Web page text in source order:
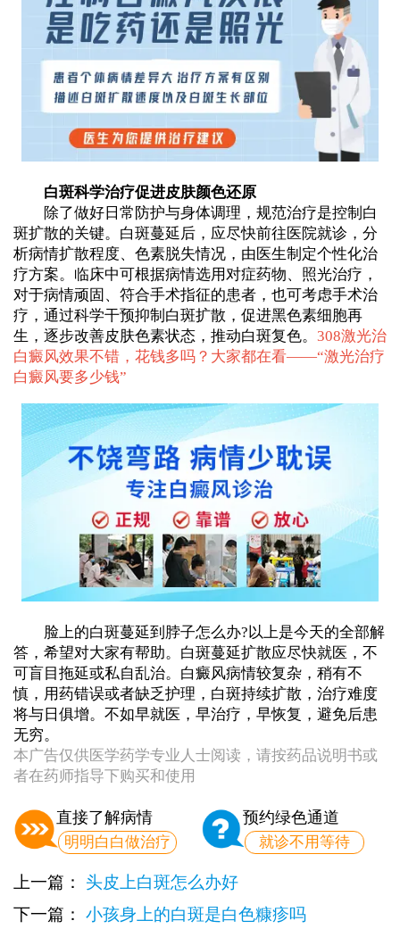
白斑科学治疗促进皮肤颜色还原
除了做好日常防护与身体调理，规范治疗是控制白
斑扩散的关键。白斑蔓延后，应尽快前往医院就诊，分
析病情扩散程度、色素脱失情况，由医生制定个性化治
疗方案。临床中可根据病情选用对症药物、照光治疗，
对于病情顽固、符合手术指征的患者，也可考虑手术治
疗，通过科学干预抑制白斑扩散，促进黑色素细胞再
生，逐步改善皮肤色素状态，推动白斑复色。 308激光治
白癜风效果不错，花钱多吗？大家都在看——“激光治疗
白癜风要多少钱”
脸上的白斑蔓延到脖子怎么办?以上是今天的全部解
答，希望对大家有帮助。白斑蔓延扩散应尽快就医，不
可盲目拖延或私自乱治。白癜风病情较复杂，稍有不
慎，用药错误或者缺乏护理，白斑持续扩散，治疗难度
将与日俱增。不如早就医，早治疗，早恢复，避免后患
无穷。
本广告仅供医学药学专业人士阅读，请按药品说明书或
者在药师指导下购买和使用
直接了解病情
明明白白做治疗
预约绿色通道
就诊不用等待
上一篇： 头皮上白斑怎么办好
下一篇： 小孩身上的白斑是白色糠疹吗